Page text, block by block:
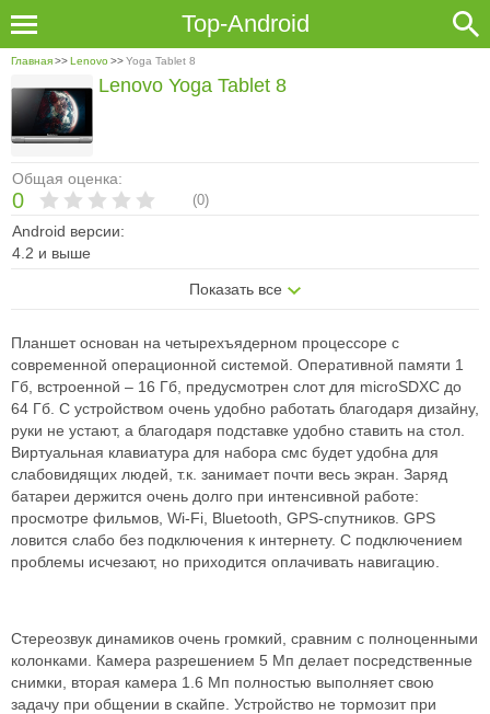
Top-Android
Главная>>Lenovo>>Yoga Tablet 8
Общая оценка:
0 (0)
Android версии:
4.2 и выше
Показать все
Lenovo Yoga Tablet 8
Планшет основан на четырехъядерном процессоре с
современной операционной системой. Оперативной памяти 1
Гб, встроенной – 16 Гб, предусмотрен слот для microSDXC до
64 Гб. С устройством очень удобно работать благодаря дизайну,
руки не устают, а благодаря подставке удобно ставить на стол.
Виртуальная клавиатура для набора смс будет удобна для
слабовидящих людей, т.к. занимает почти весь экран. Заряд
батареи держится очень долго при интенсивной работе:
просмотре фильмов, Wi-Fi, Bluetooth, GPS-спутников. GPS
ловится слабо без подключения к интернету. С подключением
проблемы исчезают, но приходится оплачивать навигацию.
Стереозвук динамиков очень громкий, сравним с полноценными
колонками. Камера разрешением 5 Мп делает посредственные
снимки, вторая камера 1.6 Мп полностью выполняет свою
задачу при общении в скайпе. Устройство не тормозит при